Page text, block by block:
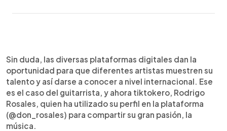
► Escuchar artículo
Sin duda, las diversas plataformas digitales dan la
oportunidad para que diferentes artistas muestren su
talento y así darse a conocer a nivel internacional. Ese
es el caso del guitarrista, y ahora tiktokero, Rodrigo
Rosales, quien ha utilizado su perfil en la plataforma
(@don_rosales) para compartir su gran pasión, la
música.